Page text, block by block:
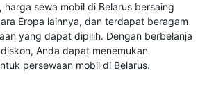
harga sewa mobil di Belarus bersaing
Eropa lainnya, dan terdapat beragam
yang dapat dipilih. Dengan berbelanja
Anda dapat menemukan
persewaan mobil di Belarus.